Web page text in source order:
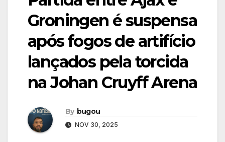
Groningen é suspensa
após fogos de artifício
lançados pela torcida
na Johan Cruyff Arena
By bugou
NOV 30, 2025